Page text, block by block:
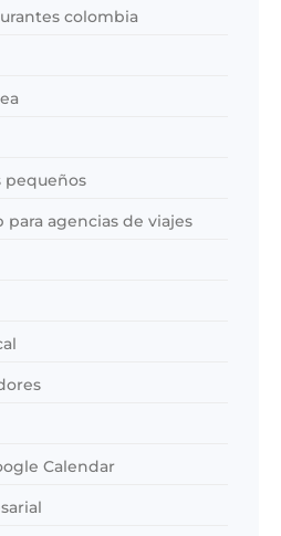
colombia
pequeños
agencias de viajes
Calendar